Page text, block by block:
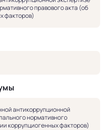
правового акта (об
факторов)
антикоррупционной
нормативного
коррупциогенных факторов)